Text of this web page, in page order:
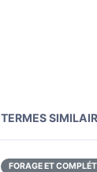
TERMES
FORAGE ET